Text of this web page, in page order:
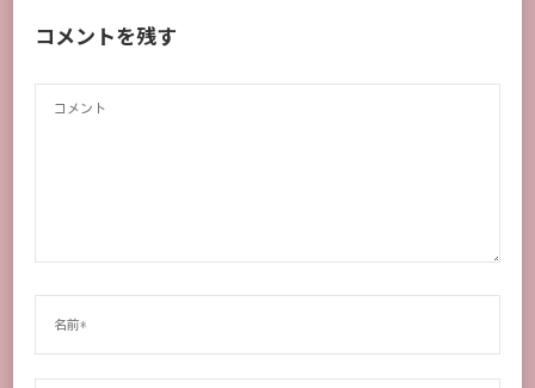
コメントを残す